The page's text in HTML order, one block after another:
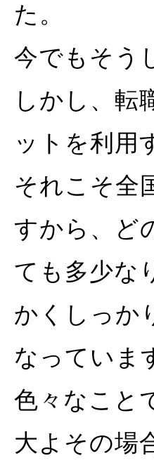
た。
今でもそう
しかし、転
ットを利用
それこそ全
すから、ど
ても多少な
かくしっか
なっていま
色々なこと
大よその場